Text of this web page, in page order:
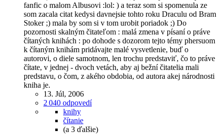
fanfic o malom Albusovi :lol: ) a teraz som si spomenula ze
som zacala citat kedysi davnejsie tohto roku Draculu od Bram
Stoker ;) mala by som si v tom urobit poriadok ;) Do
pozornosti skalným čitateľom : malá zmena v písaní o práve
čítaných knihách : po dohode s dozorom tejto témy phersuom
k čítaným knihám pridávajte malé vysvetlenie, buď o
autorovi, o diele samotnom, len trochu predstaviť, čo to práve
čítate, v jednej - dvoch vetách, aby aj bežní čitatelia mali
predstavu, o čom, z akého obdobia, od autora akej národnosti
kniha je.
13. Júl, 2006
2 040 odpovedí
knihy
čítanie
(a 3 ďalšie)